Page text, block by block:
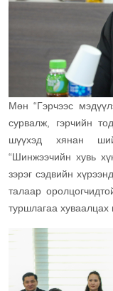
Мөн “Гэрчээс
сурвалж, гэрчийн
шүүхэд хянан
“Шинжээчийн хувь
зэрэг сэдвийн
талаар
туршлагаа